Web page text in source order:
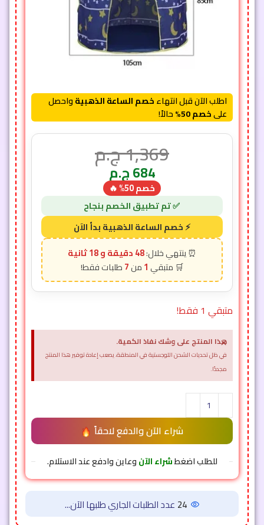
اطلب الآن قبل انتهاءخصم الساعة الذهبيةواحصل
علىخصم 50% حالاً!
1,369ج.م
684ج.م
خصم 50% 🔥
48 دقيقة و 16 ثانية
1
7
متبقي 1 فقط!
هذا المنتج على وشك نفاذ الكمية.
في ظل تحديات الشحن اللوجستية في المنطقة، يصعب إعادة توفير هذا المنتج
مجددًا.
×
شراء الآن والدفع لاحقاً
للطلب اضغطشراء الآنوعاين وادفع عند الاستلام.
24 عدد الطلبات الجاري طلبها الآن...